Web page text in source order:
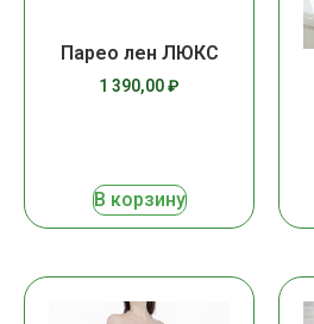
Парео лен ЛЮКС
1 390,00₽
В корзину